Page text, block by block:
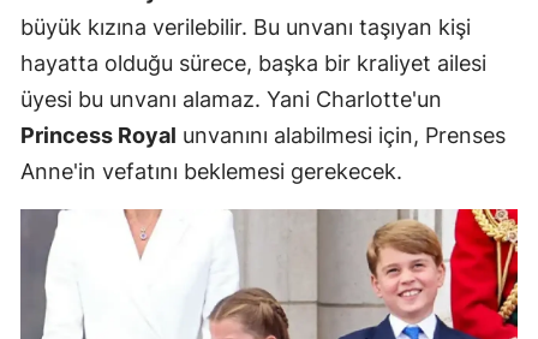
büyük kızına verilebilir. Bu unvanı taşıyan kişi
hayatta olduğu sürece, başka bir kraliyet ailesi
üyesi bu unvanı alamaz. Yani Charlotte'un
Princess Royal unvanını alabilmesi için, Prenses
Anne'in vefatını beklemesi gerekecek.